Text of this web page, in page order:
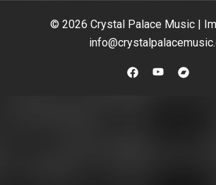
© 2026 Crystal Palace Music |